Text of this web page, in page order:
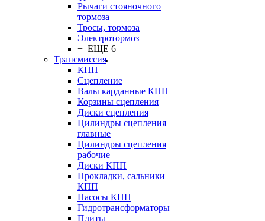
Рычаги стояночного
тормоза
Тросы, тормоза
Электротормоз
+ ЕЩЕ 6
Трансмиссия
КПП
Сцепление
Валы карданные КПП
Корзины сцепления
Диски сцепления
Цилиндры сцепления
главные
Цилиндры сцепления
рабочие
Диски КПП
Прокладки, сальники
КПП
Насосы КПП
Гидротрансформаторы
Плиты